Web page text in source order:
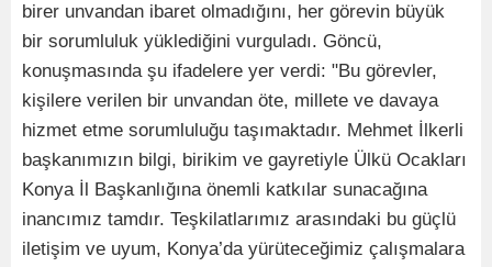
birer unvandan ibaret olmadığını, her görevin büyük
bir sorumluluk yüklediğini vurguladı. Göncü,
konuşmasında şu ifadelere yer verdi: "Bu görevler,
kişilere verilen bir unvandan öte, millete ve davaya
hizmet etme sorumluluğu taşımaktadır. Mehmet İlkerli
başkanımızın bilgi, birikim ve gayretiyle Ülkü Ocakları
Konya İl Başkanlığına önemli katkılar sunacağına
inancımız tamdır. Teşkilatlarımız arasındaki bu güçlü
iletişim ve uyum, Konya’da yürüteceğimiz çalışmalara